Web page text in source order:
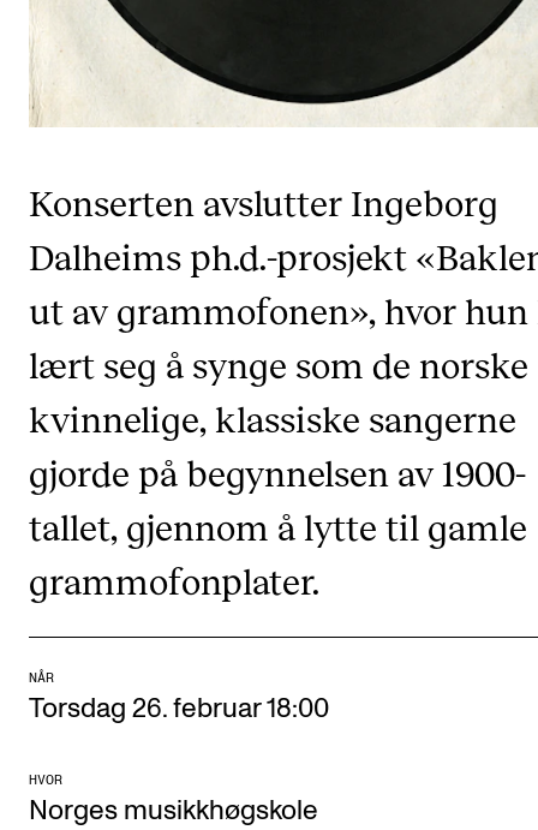
NordART
Prosjekter
INTERNASJONALT
Internasjonal strategi
Samarbeidsprosjekter
Nettverk
AKTUELT
Arrangementer og konserter
Ledige stillinger
Om Norges musikkhøgskole
Konserten avslutter Ingeborg
Dalheims ph.d.-prosjekt
ut av grammofonen», hvor hun
lært seg å synge som de norske
kvinnelige, klassiske sangerne
gjorde på begynnelsen av 1900-
tallet, gjennom å lytte til gamle
grammofonplater.
NÅR
Torsdag 26. februar 18:00
HVOR
Norges musikkhøgskole